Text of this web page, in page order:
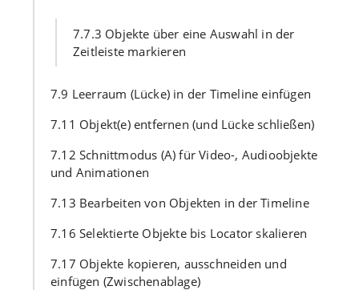
7.7.3 Objekte über eine Auswahl in der
Zeitleiste markieren
7.9 Leerraum (Lücke) in der Timeline einfügen
7.11 Objekt(e) entfernen (und Lücke schließen)
7.12 Schnittmodus (A) für Video-, Audioobjekte
und Animationen
7.13 Bearbeiten von Objekten in der Timeline
7.16 Selektierte Objekte bis Locator skalieren
7.17 Objekte kopieren, ausschneiden und
einfügen (Zwischenablage)